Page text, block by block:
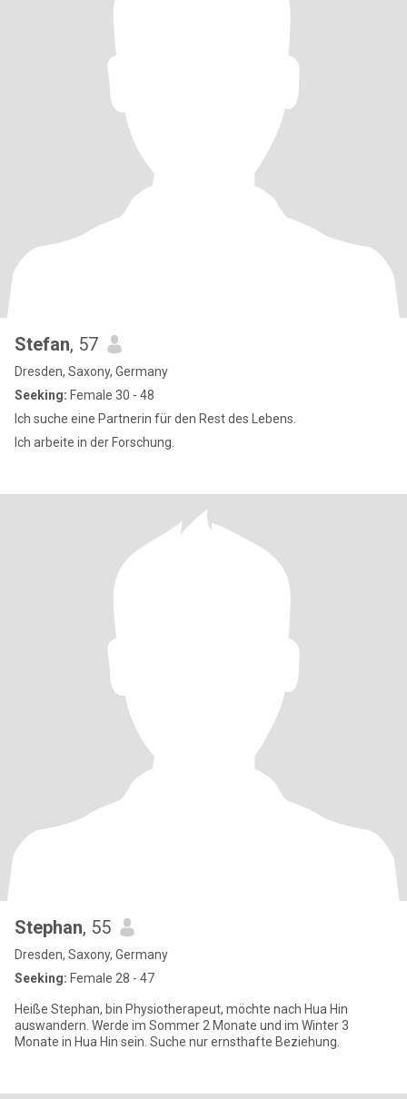
Stefan, 57
Dresden, Saxony, Germany
Seeking: Female 30 - 48
Ich suche eine Partnerin für den Rest des Lebens.
Ich arbeite in der Forschung.
Stephan, 55
Dresden, Saxony, Germany
Seeking: Female 28 - 47
Heiße Stephan, bin Physiotherapeut, möchte nach Hua Hin
auswandern. Werde im Sommer 2 Monate und im Winter 3
Monate in Hua Hin sein. Suche nur ernsthafte Beziehung.